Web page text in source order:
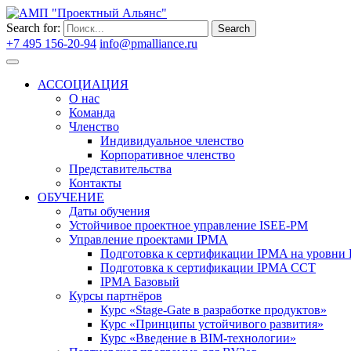
Search for: Search
+7 495 156-20-94 info@pmalliance.ru
АССОЦИАЦИЯ
О нас
Команда
Членство
Индивидуальное членство
Корпоративное членство
Представительства
Контакты
ОБУЧЕНИЕ
Даты обучения
Устойчивое проектное управление ISEE-PM
Управление проектами IPMA
Подготовка к сертификации IPMA на уровни
Подготовка к сертификации IPMA CCT
IPMA Базовый
Курсы партнёров
Курс «Stage-Gate в разработке продуктов»
Курс «Принципы устойчивого развития»
Курс «Введение в BIM-технологии»